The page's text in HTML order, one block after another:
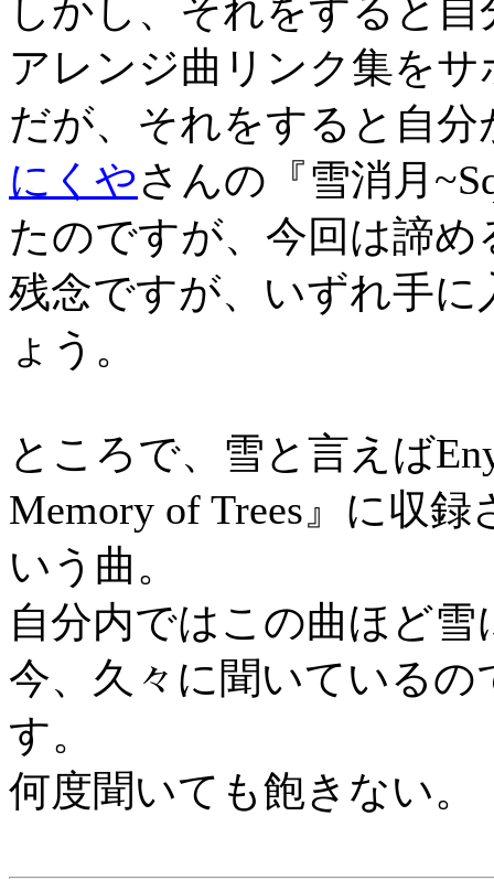
しかし、それをすると
アレンジ曲リンク集を
だが、それをすると自分
にくやさんの『雪消月
たのですが、今回は諦
残念ですが、いずれ手
ょう。
ところで、雪と言えば
Memory of Trees』に収
いう曲。
自分内ではこの曲ほど
今、久々に聞いている
す。
何度聞いても飽きない。